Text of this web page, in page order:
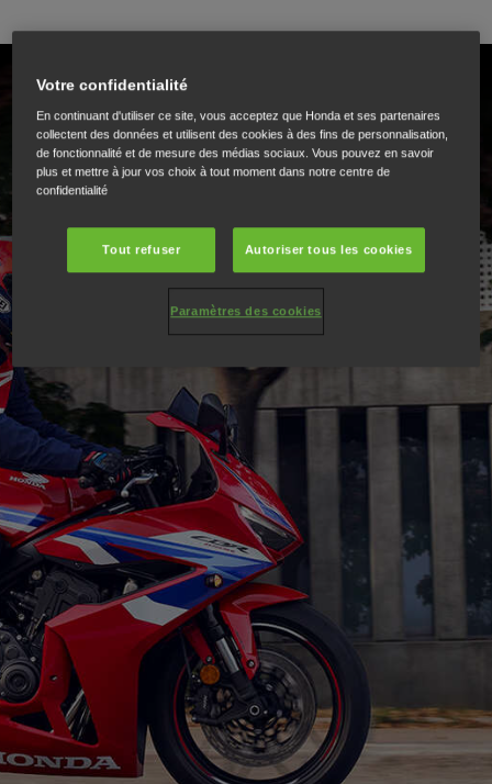
Votre confidentialité
En continuant d'utiliser ce site, vous acceptez que Honda et ses partenaires
collectent des données et utilisent des cookies à des fins de personnalisation,
de fonctionnalité et de mesure des médias sociaux. Vous pouvez en savoir
plus et mettre à jour vos choix à tout moment dans notre centre de
confidentialité
Tout refuser Autoriser tous les cookies
Paramètres des cookies